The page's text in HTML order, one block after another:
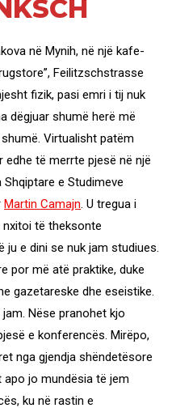
në Mynih, në një kafe-
Feilitzschstrasse
fizik, pasi emri i tij nuk
dëgjuar shumë herë më
Virtualisht patëm
edhe të merrte pjesë në një
e Studimeve
Martin Camajn. U tregua i
të theksonte
ju e dini se nuk jam studiues.
por më atë praktike, duke
gazetareske dhe eseistike.
Nëse pranohet kjo
e konferencës. Mirëpo,
nga gjendja shëndetësore
apo jo mundësia të jem
ku në rastin e